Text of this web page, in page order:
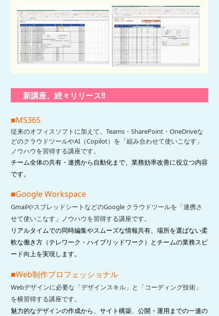
新講座、続々リリース!!
■MS365
従来のオフィスソフトに加えて、Teams・SharePoint・OneDriveな
どのクラウドツールやAI（Copilot）を「組み合わせて使いこなす」
ノウハウを習得する講座です。
チーム全体の共有・連携から自動化まで、業務効率改善に役立つ内容
です。
■Google Workspace
GmailやスプレッドシートなどのGoogle クラウドツールを「連携さ
せて使いこなす」ノウハウを習得する講座です。
リアルタイムでの同時編集やスムーズな情報共有、場所を選ばない柔
軟な働き方（テレワーク・ハイブリッドワーク）とチームの業務スピ
ード向上を実現します。
■Web制作プロフェッショナル
Webデザインに必要な「デザインスキル」と「コーディング技術」
を横習得する講座です。
魅力的なデザインの作成から、サイト構築、公開・運用までの一連の